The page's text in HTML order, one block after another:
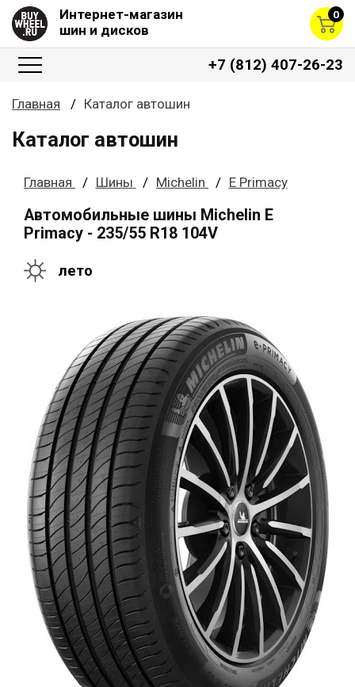
Интернет-магазин
шин и дисков
0
+7 (812) 407-26-23
Главная Каталог автошин
Каталог автошин
Главная Шины Michelin E Primacy
Автомобильные шины Michelin E
Primacy - 235/55 R18 104V
лето